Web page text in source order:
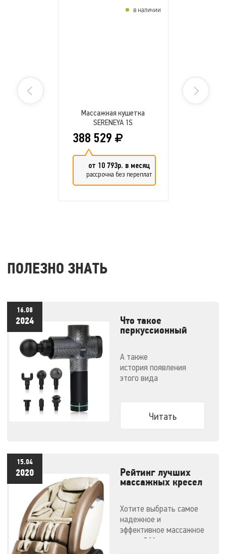
Массажная кушетка
SERENEYA 1S
388 529
от 10 793р. в месяц
рассрочка без переплат
в наличии
ПОЛЕЗНО ЗНАТЬ
16.08
2024
Что такое
перкуссионный
пользоваться
А также
история появления
этого вида
Читать
15.04
2020
Рейтинг лучших
массажных кресел
Хотите выбрать самое
надежное и
эффективное массажное
кресло? Мы